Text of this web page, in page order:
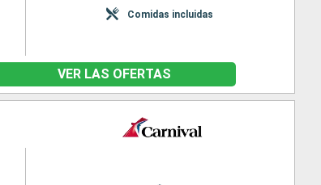
Comidas incluidas
VER LAS OFERTAS